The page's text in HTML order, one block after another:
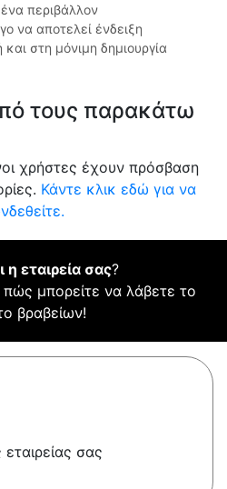
περιβάλλον
να αποτελεί ένδειξη
στη μόνιμη δημιουργία
τους παρακάτω
χρήστες έχουν πρόσβαση
Κάντε κλικ εδώ για να
η εταιρεία σας?
πώς μπορείτε να λάβετε το
βραβείων!
σας